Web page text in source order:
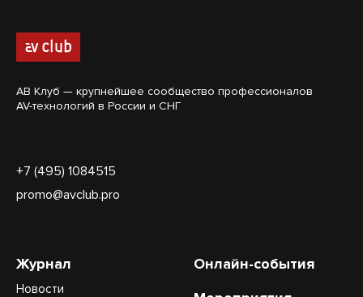
АВ Клуб — крупнейшее сообщество профессионалов
AV-технологий в России и СНГ
+7 (495) 1084515
promo@avclub.pro
Журнал
Новости
Онлайн-события